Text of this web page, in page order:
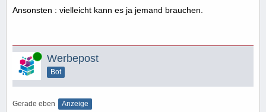
Ansonsten : vielleicht kann es ja jemand brauchen.
Online Werbepost
Bot
Gerade eben Anzeige